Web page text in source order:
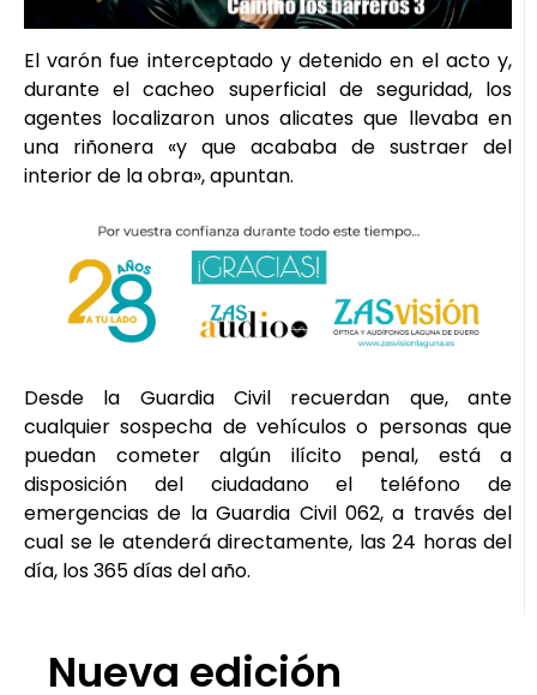
El varón fue interceptado y detenido en el acto y,
durante el cacheo superficial de seguridad, los
agentes localizaron unos alicates que llevaba en
una riñonera «y que acababa de sustraer del
interior de la obra», apuntan.
Desde la Guardia Civil recuerdan que, ante
cualquier sospecha de vehículos o personas que
puedan cometer algún ilícito penal, está a
disposición del ciudadano el teléfono de
emergencias de la Guardia Civil 062, a través del
cual se le atenderá directamente, las 24 horas del
día, los 365 días del año.
Nueva edición